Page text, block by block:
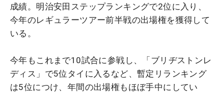
成績。明治安田ステップランキングで2位に入り、
今年のレギュラーツアー前半戦の出場権を獲得して
いる。
今年もこれまで10試合に参戦し、「ブリヂストンレ
ディス」で5位タイに入るなど、暫定リランキング
は5位につけ、年間の出場権もほぼ手中にしてい